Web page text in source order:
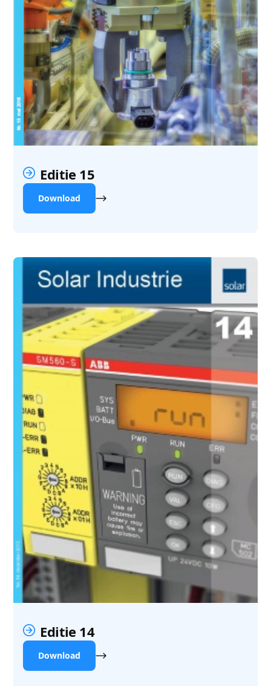
Editie 15
Download
Editie 14
Download